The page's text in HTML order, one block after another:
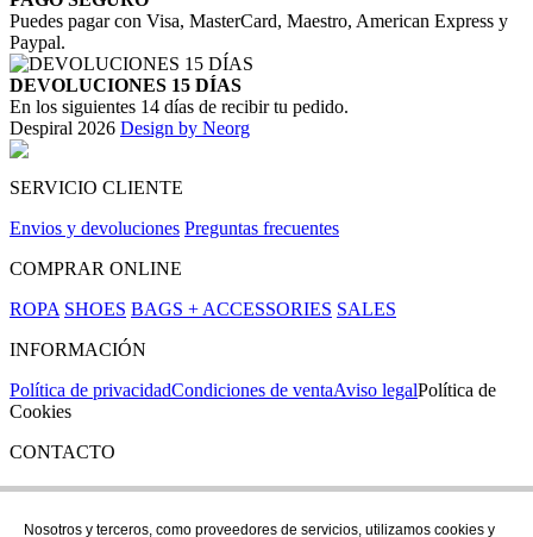
Puedes pagar con Visa, MasterCard, Maestro, American Express y
Paypal.
DEVOLUCIONES 15 DÍAS
En los siguientes 14 días de recibir tu pedido.
Despiral 2026 Design by Neorg
SERVICIO CLIENTE
Envios y devoluciones Preguntas frecuentes
COMPRAR ONLINE
ROPA SHOES BAGS + ACCESSORIES SALES
INFORMACIÓN
Política de privacidadCondiciones de ventaAviso legalPolítica de
Cookies
CONTACTO
Si tienes cualquier duda puedes contactar con nosotros en nuestra
Nosotros y terceros, como proveedores de servicios, utilizamos cookies y